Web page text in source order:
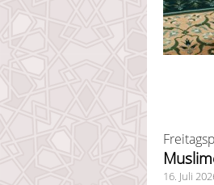
16. Juli